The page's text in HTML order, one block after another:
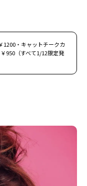
1200・キャットチークカ
950（すべて1/12限定発